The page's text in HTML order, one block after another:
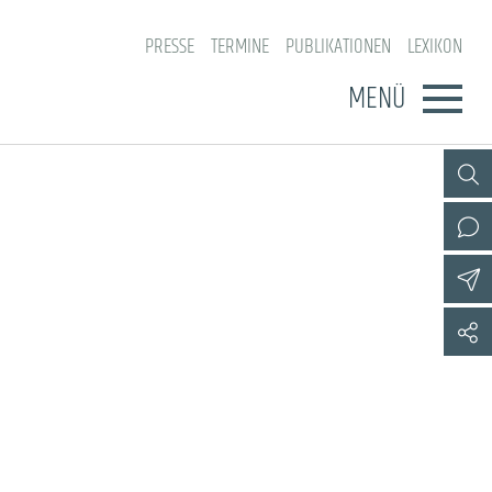
PRESSE TERMINE PUBLIKATIONEN LEXIKON
MENÜ